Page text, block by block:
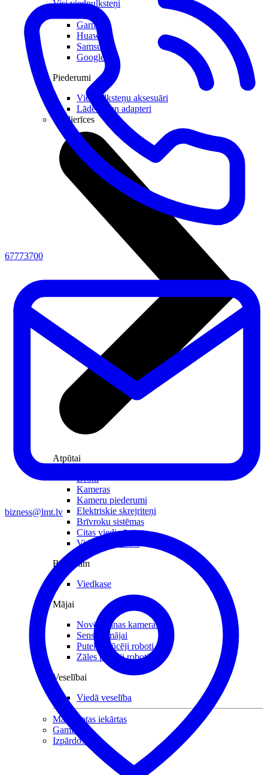
Visi viedpulksteņi
Garmin
Huawei
Samsung
Google
Piederumi
Viedpulksteņu aksesuāri
Lādētāji un adapteri
Viedierīces
Atpūtai
Droni
Kameras
Kameru piederumi
Elektriskie skrejriteņi
Brīvroku sistēmas
Citas viedierīces
Videoreģistratori
Biznesam
Viedkase
Mājai
Novērošanas kameras
Sensori mājai
Putekļu sūcēji roboti
Zāles pļāvēji roboti
Veselībai
Viedā veselība
Mazlietotas iekārtas
Gaming
Izpārdošana
67773700
bizness@lmt.lv